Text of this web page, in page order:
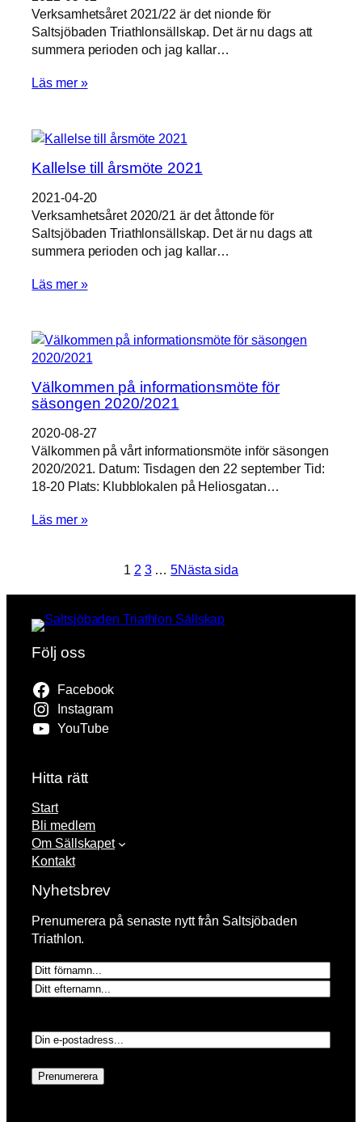
Verksamhetsåret 2021/22 är det nionde för
Saltsjöbaden Triathlonsällskap. Det är nu dags att
summera perioden och jag kallar…
Läs mer »
Kallelse till årsmöte 2021
2021-04-20
Verksamhetsåret 2020/21 är det åttonde för
Saltsjöbaden Triathlonsällskap. Det är nu dags att
summera perioden och jag kallar…
Läs mer »
Välkommen på informationsmöte för
säsongen 2020/2021
2020-08-27
Välkommen på vårt informationsmöte inför säsongen
2020/2021. Datum: Tisdagen den 22 september Tid:
18-20 Plats: Klubblokalen på Heliosgatan…
Läs mer »
1 2 3 … 5Nästa sida
Följ oss
Facebook
Instagram
YouTube
Hitta rätt
Start
Bli medlem
Om Sällskapet
Kontakt
Nyhetsbrev
Prenumerera på senaste nytt från Saltsjöbaden
Triathlon.
N
aF
n
m
E
pPrenumerera